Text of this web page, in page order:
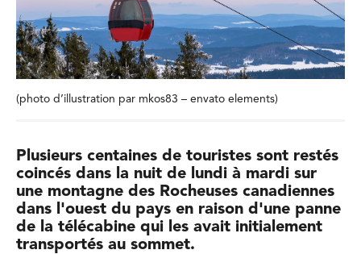
(photo d’illustration par mkos83 – envato elements)
Plusieurs centaines de touristes sont restés
coincés dans la nuit de lundi à mardi sur
une montagne des Rocheuses canadiennes
dans l'ouest du pays en raison d'une panne
de la télécabine qui les avait initialement
transportés au sommet.